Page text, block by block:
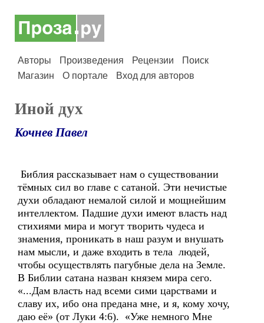
Авторы Произведения Рецензии
Поиск
Магазин
О портале Вход для авторов
Иной дух
Кочнев Павел
Библия рассказывает нам о существовании
тёмных сил во главе с сатаной. Эти нечистые
духи обладают немалой силой и мощнейшим
интеллектом. Падшие духи имеют власть над
стихиями мира и могут творить чудеса и
знамения, проникать в наш разум и внушать
нам мысли, и даже входить в тела людей,
чтобы осуществлять пагубные дела на Земле.
В Библии сатана назван князем мира сего.
«...Дам власть над всеми сими царствами и
славу их, ибо она предана мне, и я, кому хочу,
даю её» (от Луки 4:6). «Уже немного Мне